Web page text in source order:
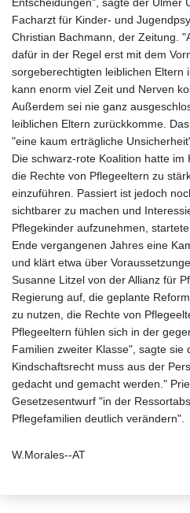
Entscheidungen", sagte der Ulmer
Facharzt für Kinder- und
Christian Bachmann, der Zeitung.
dafür in der Regel erst mit dem
sorgeberechtigten leiblichen Eltern
kann enorm viel Zeit und Nerven
Außerdem sei nie ganz
leiblichen Eltern zurückkomme.
"eine kaum erträgliche
Die schwarz-rote Koalition hatte
die Rechte von Pflegeeltern zu
einzuführen. Passiert ist jedoch
sichtbarer zu machen und
Pflegekinder aufzunehmen,
Ende vergangenen Jahres eine
und klärt etwa über
Susanne Litzel von der Allianz für
Regierung auf, die geplante
zu nutzen, die Rechte von
Pflegeeltern fühlen sich in der
Familien zweiter Klasse", sagte sie
Kindschaftsrecht muss aus der
gedacht und gemacht werden."
Gesetzesentwurf "in der
Pflegefamilien deutlich verändern".
W.Morales--AT